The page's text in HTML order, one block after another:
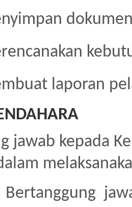
laporan
jawab kepada
Bertanggung